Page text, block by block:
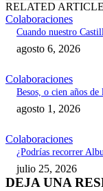
RELATED
Colaboraciones
Cuando nuestro
agosto 6, 2026
Colaboraciones
Besos, o cien años
agosto 1, 2026
Colaboraciones
¿Podrías recorrer
julio 25, 2026
DEJA UNA